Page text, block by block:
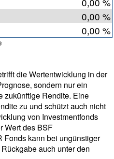
0,00 %
0,00 %
die Wertentwicklung in der
sondern nur ein
zukünftige Rendite. Eine
zu und schützt auch nicht
von Investmentfonds
Wert des BSF
kann bei ungünstiger
auch unter den